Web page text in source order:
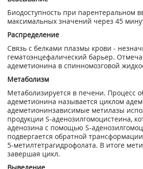
Биодоступность при парентеральном
максимальных значений через 45
Распределение
Связь с белками плазмы крови -
гематоэнцефалический барьер.
адеметионина в спинномозговой
Метаболизм
Метаболизируется в печени. Процесс
адеметионина называется циклом
адеметионинзависимые метилазы
продукции S-аденозилгомоцистеина,
аденозина с помощью S-
подвергается обратной
5-метилтетрагидрофолата. В итоге
завершая цикл.